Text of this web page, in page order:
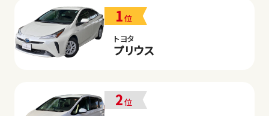
1位
トヨタ
プリウス
2位